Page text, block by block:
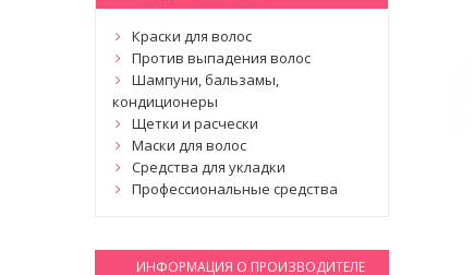
Краски для волос
Против выпадения волос
Шампуни, бальзамы,
кондиционеры
Щетки и расчески
Маски для волос
Средства для укладки
Профессиональные средства
ИНФОРМАЦИЯ О ПРОИЗВОДИТЕЛЕ